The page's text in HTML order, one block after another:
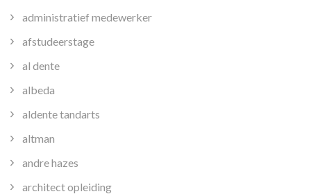
administratief medewerker
afstudeerstage
al dente
albeda
aldente tandarts
altman
andre hazes
architect opleiding